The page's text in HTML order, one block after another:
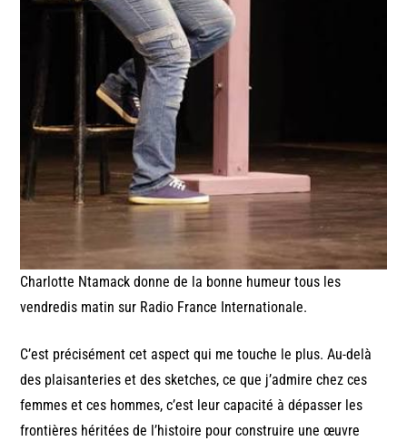
Charlotte Ntamack donne de la bonne humeur tous les
vendredis matin sur Radio France Internationale.
C’est précisément cet aspect qui me touche le plus. Au-delà
des plaisanteries et des sketches, ce que j’admire chez ces
femmes et ces hommes, c’est leur capacité à dépasser les
frontières héritées de l’histoire pour construire une œuvre